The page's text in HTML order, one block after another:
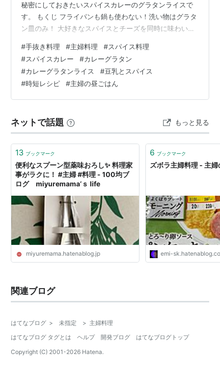
秘密にしておきたいスパイスカレーのグラタンライスで
す。 もくじ フライパンも鍋も使わない！洗い物はグラタ
ン皿のみ！ 大好きなスパイスとチーズを同時に味わいた
加物なし フライパンも鍋も使わない！洗い物はグラタン
皿のみ！ 昼間、少しでも洗い物を減らしたいとき、火も
使いたくないとき、フライパンも鍋も使いたくない！器
の中ですべを済ませたい。そんなときでも、スパイスカ
レーの味を楽しみたい！スパイスの欲求がザワザワ出て
#手抜き料理 #主婦料理 #スパイス料理
#スパイスカレー #カレーグラタン
#カレーグラタンライス #豆乳とスパイス
#時短レシピ #主婦の昼ごはん
ネットで話題 もっと見る
13 ブックマーク
便利なスプーン型薬味おろし✨ 料理家
事がラクに！ #主婦 #料理 - 100均ブ
ログ miyuremama’ｓ life
miyuremama.hatenablog.jp
6 ブックマーク
ズボラ主婦料理 - 主
emi-
関連ブログ
はてなブログ > 未指定 > 主婦料理
はてなブログ タグとは
ヘルプ 開発ブログ
はてなブログトップ
Copyright (C) 2001-2026 Hatena.